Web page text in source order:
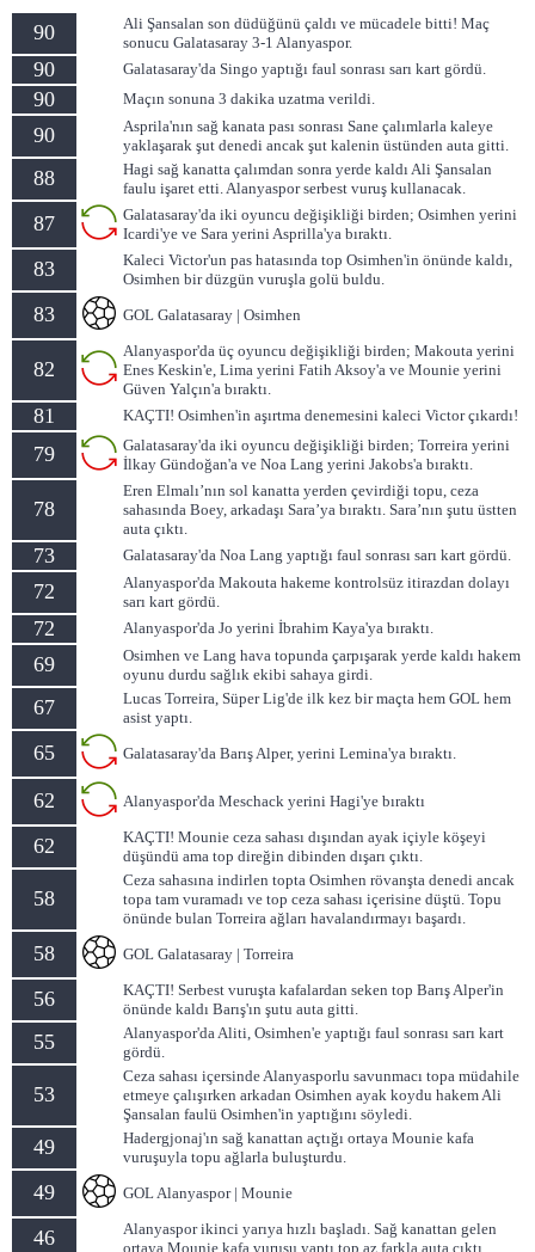
90
Ali Şansalan son düdüğünü çaldı ve mücadele bitti! Maç
sonucu Galatasaray 3-1 Alanyaspor.
90 Galatasaray'da Singo yaptığı faul sonrası sarı kart gördü.
90 Maçın sonuna 3 dakika uzatma verildi.
90
Asprila'nın sağ kanata pası sonrası Sane çalımlarla kaleye
yaklaşarak şut denedi ancak şut kalenin üstünden auta gitti.
88
Hagi sağ kanatta çalımdan sonra yerde kaldı Ali Şansalan
faulu işaret etti. Alanyaspor serbest vuruş kullanacak.
87
Galatasaray'da iki oyuncu değişikliği birden; Osimhen yerini
Icardi'ye ve Sara yerini Asprilla'ya bıraktı.
83
Kaleci Victor'un pas hatasında top Osimhen'in önünde kaldı,
Osimhen bir düzgün vuruşla golü buldu.
83 GOL Galatasaray | Osimhen
82
Alanyaspor'da üç oyuncu değişikliği birden; Makouta yerini
Enes Keskin'e, Lima yerini Fatih Aksoy'a ve Mounie yerini
Güven Yalçın'a bıraktı.
81 KAÇTI! Osimhen'in aşırtma denemesini kaleci Victor çıkardı!
79
Galatasaray'da iki oyuncu değişikliği birden; Torreira yerini
İlkay Gündoğan'a ve Noa Lang yerini Jakobs'a bıraktı.
78
Eren Elmalı’nın sol kanatta yerden çevirdiği topu, ceza
sahasında Boey, arkadaşı Sara’ya bıraktı. Sara’nın şutu üstten
auta çıktı.
73 Galatasaray'da Noa Lang yaptığı faul sonrası sarı kart gördü.
72
Alanyaspor'da Makouta hakeme kontrolsüz itirazdan dolayı
sarı kart gördü.
72 Alanyaspor'da Jo yerini İbrahim Kaya'ya bıraktı.
69
Osimhen ve Lang hava topunda çarpışarak yerde kaldı hakem
oyunu durdu sağlık ekibi sahaya girdi.
67
Lucas Torreira, Süper Lig'de ilk kez bir maçta hem GOL hem
asist yaptı.
65 Galatasaray'da Barış Alper, yerini Lemina'ya bıraktı.
62 Alanyaspor'da Meschack yerini Hagi'ye bıraktı
62
KAÇTI! Mounie ceza sahası dışından ayak içiyle köşeyi
düşündü ama top direğin dibinden dışarı çıktı.
58
Ceza sahasına indirlen topta Osimhen rövanşta denedi ancak
topa tam vuramadı ve top ceza sahası içerisine düştü. Topu
önünde bulan Torreira ağları havalandırmayı başardı.
58 GOL Galatasaray | Torreira
56
KAÇTI! Serbest vuruşta kafalardan seken top Barış Alper'in
önünde kaldı Barış'ın şutu auta gitti.
55
Alanyaspor'da Aliti, Osimhen'e yaptığı faul sonrası sarı kart
gördü.
53
Ceza sahası içersinde Alanyasporlu savunmacı topa müdahile
etmeye çalışırken arkadan Osimhen ayak koydu hakem Ali
Şansalan faulü Osimhen'in yaptığını söyledi.
49
Hadergjonaj'ın sağ kanattan açtığı ortaya Mounie kafa
vuruşuyla topu ağlarla buluşturdu.
49 GOL Alanyaspor | Mounie
46
Alanyaspor ikinci yarıya hızlı başladı. Sağ kanattan gelen
ortaya Mounie kafa vuruşu yaptı top az farkla auta çıktı.